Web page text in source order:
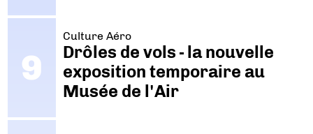
Culture Aéro
Drôles de vols - la nouvelle
exposition temporaire au
Musée de l'Air